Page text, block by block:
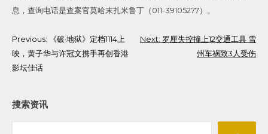
息，查询电话是查案官莫哈末扎米鲁丁（011-39105277）。
Post
navigation
Previous:
《破·地狱》定档1114上
映，黄子华与许冠文携手再创香港
影坛佳话
Next: 罗厘失控撞上12交通工具 雪
州车祸致3人受伤
搜索资讯